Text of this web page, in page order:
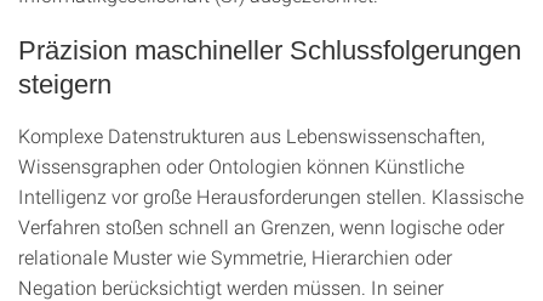
Präzision maschineller Schlussfolgerungen
steigern
Komplexe Datenstrukturen aus Lebenswissenschaften,
Wissensgraphen oder Ontologien können Künstliche
Intelligenz vor große Herausforderungen stellen. Klassische
Verfahren stoßen schnell an Grenzen, wenn logische oder
relationale Muster wie Symmetrie, Hierarchien oder
Negation berücksichtigt werden müssen. In seiner